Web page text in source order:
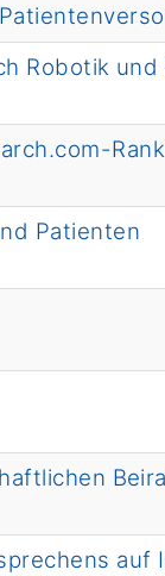
Robotik und
Patienten
auf